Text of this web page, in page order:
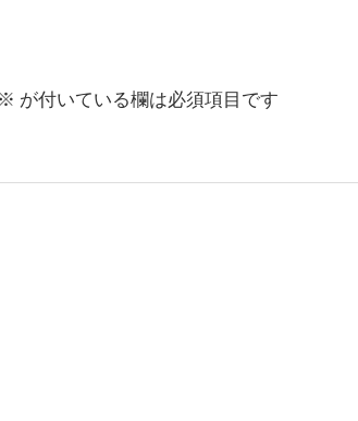
※ が付いている欄は必須項目です